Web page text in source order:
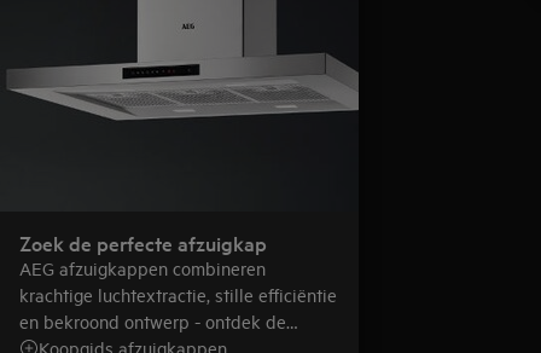
Zoek de perfecte afzuigkap
AEG afzuigkappen combineren
krachtige luchtextractie, stille efficiëntie
en bekroond ontwerp - ontdek de
afzuigkap die perfect bij je past.
Koopgids afzuigkappen